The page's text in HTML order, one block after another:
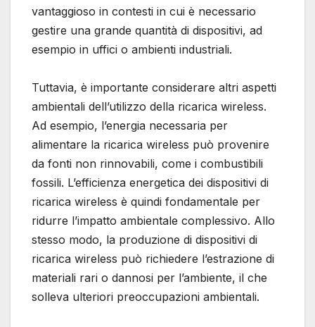
vantaggioso in contesti in cui è necessario
gestire una grande quantità di dispositivi, ad
esempio in uffici o ambienti industriali.
Tuttavia, è importante considerare altri aspetti
ambientali dell’utilizzo della ricarica wireless.
Ad esempio, l’energia necessaria per
alimentare la ricarica wireless può provenire
da fonti non rinnovabili, come i combustibili
fossili. L’efficienza energetica dei dispositivi di
ricarica wireless è quindi fondamentale per
ridurre l’impatto ambientale complessivo. Allo
stesso modo, la produzione di dispositivi di
ricarica wireless può richiedere l’estrazione di
materiali rari o dannosi per l’ambiente, il che
solleva ulteriori preoccupazioni ambientali.